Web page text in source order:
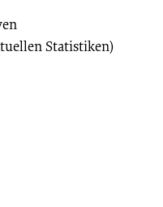
Statistiken)